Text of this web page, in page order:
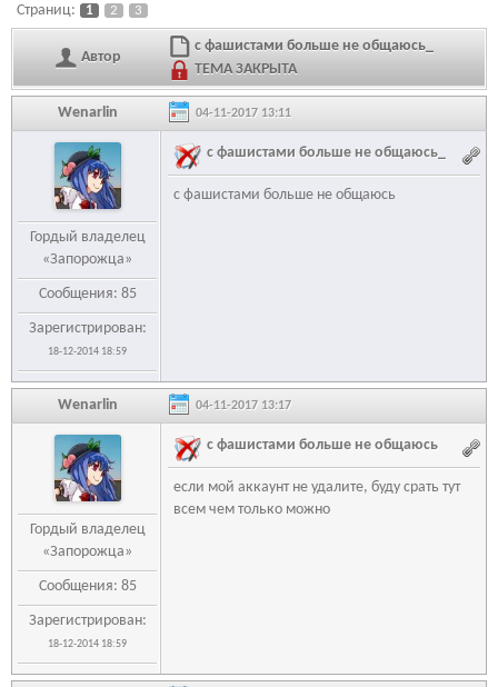
Страниц: 1 2 3
Автор
с фашистами больше не общаюсь_
ТЕМА ЗАКРЫТА
Wenarlin 04-11-2017 13:11
Гордый владелец
«Запорожца»
Сообщения: 85
Зарегистрирован:
18-12-2014 18:59
с фашистами больше не общаюсь_
с фашистами больше не общаюсь
Wenarlin 04-11-2017 13:17
Гордый владелец
«Запорожца»
Сообщения: 85
Зарегистрирован:
18-12-2014 18:59
с фашистами больше не общаюсь
если мой аккаунт не удалите, буду срать тут
всем чем только можно